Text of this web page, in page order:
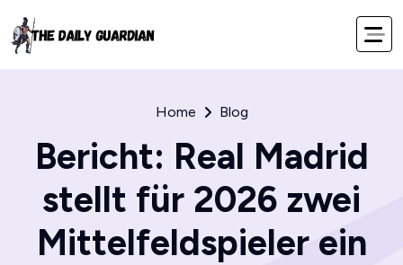
Home Blog
Bericht: Real Madrid
stellt für 2026 zwei
Mittelfeldspieler ein